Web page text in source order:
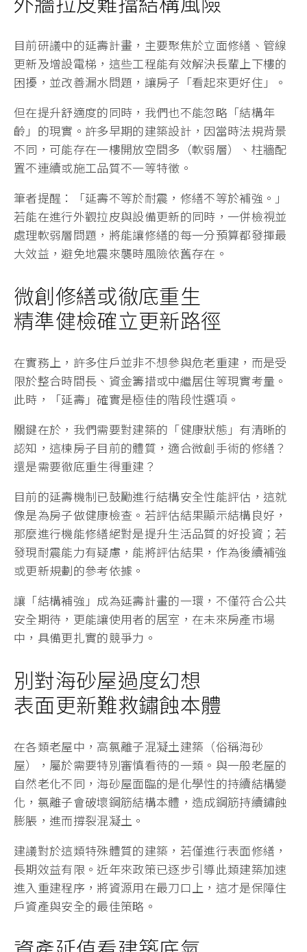
目前研議中的延壽計畫，主要聚焦於立面修繕、管線
更新及增設電梯，這些工程能有效解決長輩上下樓的
困擾，並改善漏水問題，讓房子「看起來更好住」。
但在提升舒適度的同時，我們也不能忽略「結構年
齡」的現實。許多早期的建築設計，因當時法規背景
不同，可能存在一樓開放空間多（軟弱層）、柱牆配
置不連續或施工品質不一等特徵。
筆者提醒：「延壽不等於耐震，修繕不等於補強。」
若能在進行外觀拉皮與設備更新的同時，一併檢視並
處理軟弱層問題，將能讓修繕的每一分預算都發揮最
大效益，避免地震來襲時風險依舊存在。
微創修繕或徹底重生
精準健檢確立更新路徑
在實務上，許多住戶並非不想參與危老重建，而是受
限於整合時間長、資金籌措或中繼居住等現實考量。
此時，「延壽」確實是極佳的階段性選項。
關鍵在於，我們需要對建築的「健康狀態」有清晰的
認知，這棟房子目前的體質，適合微創手術的修繕？
還是需要徹底重生得重建？
目前的延壽機制已鼓勵進行結構安全性能評估，這就
像是為房子做健康檢查。若評估結果顯示結構良好，
那麼進行機能修繕絕對是提升生活品質的好投資；若
發現耐震能力有疑慮，能將評估結果，作為後續補強
或更新規劃的參考依據。
讓「結構補強」成為延壽計畫的一環，不僅符合公共
安全期待，更能讓使用者的居室，在未來房產市場
中，具備更扎實的競爭力。
別對海砂屋過度幻想
表面更新難救鏽蝕本體
在各類老屋中，高氯離子混凝土建築（俗稱海砂
屋），屬於需要特別審慎看待的一類。與一般老屋的
自然老化不同，海砂屋面臨的是化學性的持續結構變
化，氯離子會破壞鋼筋結構本體，造成鋼筋持續鏽蝕
膨脹，進而撐裂混凝土。
建議對於這類特殊體質的建築，若僅進行表面修繕，
長期效益有限。近年來政策已逐步引導此類建築加速
進入重建程序，將資源用在最刀口上，這才是保障住
戶資產與安全的最佳策略。